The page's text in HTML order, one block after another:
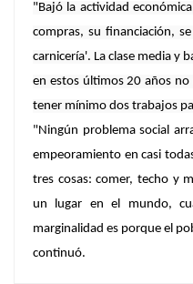
"Bajó la actividad
compras, su financiación,
carnicería'. La clase media y
en estos últimos 20 años
tener mínimo dos trabajos
"Ningún problema social
empeoramiento en casi
tres cosas: comer, techo y
un lugar en el mundo,
marginalidad es porque el
continuó.